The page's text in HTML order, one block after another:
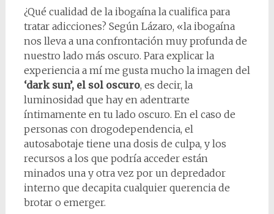
¿Qué cualidad de la ibogaína la cualifica para
tratar adicciones? Según Lázaro, «la ibogaína
nos lleva a una confrontación muy profunda de
nuestro lado más oscuro. Para explicar la
experiencia a mí me gusta mucho la imagen del
‘dark sun’, el sol oscuro, es decir, la
luminosidad que hay en adentrarte
íntimamente en tu lado oscuro. En el caso de
personas con drogodependencia, el
autosabotaje tiene una dosis de culpa, y los
recursos a los que podría acceder están
minados una y otra vez por un depredador
interno que decapita cualquier querencia de
brotar o emerger.